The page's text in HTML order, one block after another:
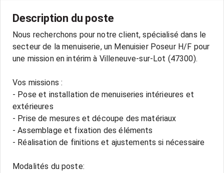
Description du poste
Nous recherchons pour notre client, spécialisé dans le
secteur de la menuiserie, un Menuisier Poseur H/F pour
une mission en intérim à Villeneuve-sur-Lot (47300).
Vos missions :
- Pose et installation de menuiseries intérieures et
extérieures
- Prise de mesures et découpe des matériaux
- Assemblage et fixation des éléments
- Réalisation de finitions et ajustements si nécessaire
Modalités du poste: